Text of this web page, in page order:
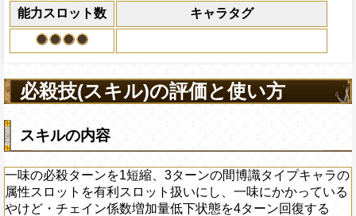
能力スロット数
キャラタグになる)、全プレイヤ
果無効を2ターン回復
げる
必殺技(スキル)の評価と使い方
スキルの内容
一味の必殺ターンを1短縮、3ターンの間博識タイプキャラの
属性スロットを有利スロット扱いにし、一味にかかっている
やけど・チェイン係数増加量低下状態を4ターン回復する